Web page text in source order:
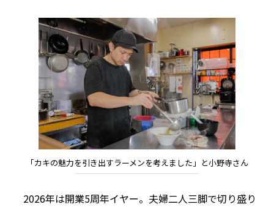
「カキの魅力を引き出すラーメンを考えました」と小野寺さん
2026年は開業5周年イヤー。夫婦二人三脚で切り盛り